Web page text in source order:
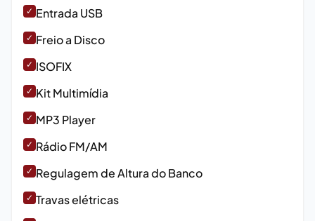
✓ Entrada USB
✓ Freio a Disco
✓ ISOFIX
✓ Kit Multimídia
✓ MP3 Player
✓ Rádio FM/AM
✓ Regulagem de Altura do Banco
✓ Travas elétricas